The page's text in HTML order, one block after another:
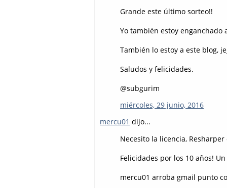
Grande este último sorteo!!
Yo también estoy enganchado
También lo estoy a este blog,
Saludos y felicidades.
@subgurim
miércoles, 29 junio, 2016
mercu01 dijo...
Necesito la licencia, Resharper
Felicidades por los 10 años!
mercu01 arroba gmail punto